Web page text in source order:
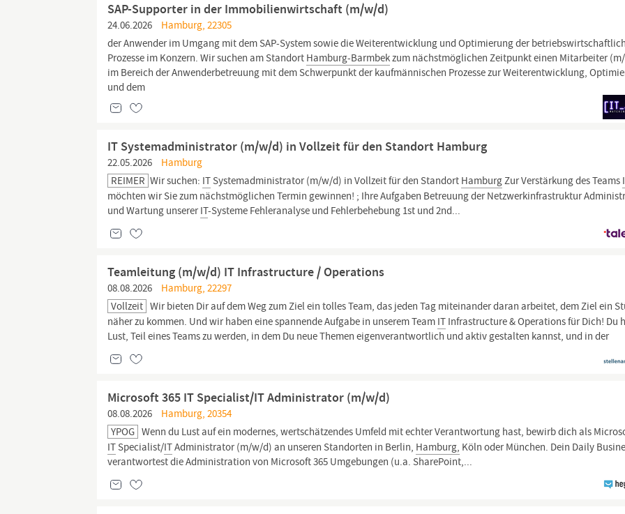
SAP-Supporter in der Immobilienwirtschaft (m/w/d)
24.06.2026
Hamburg, 22305
der Anwender im Umgang mit dem SAP-System sowie die Weiterentwicklung und Optimierung der
Prozesse im Konzern. Wir suchen am Standort Hamburg-Barmbekzum nächstmöglichen Zeitpunkt einen Mitarbeiter
im Bereich der Anwenderbetreuung mit dem Schwerpunkt der kaufmännischen Prozesse zur Weiterentwicklung,
und dem
IT Systemadministrator (m/w/d) in Vollzeit für den Standort Hamburg
22.05.2026
Hamburg
REIMER Wir suchen: IT Systemadministrator (m/w/d) in Vollzeit für den Standort HamburgZur Verstärkung des Teams
möchten wir Sie zum nächstmöglichen Termin gewinnen! ; Ihre Aufgaben Betreuung der Netzwerkinfrastruktur
und Wartung unsererIT-Systeme Fehleranalyse und Fehlerbehebung 1st und 2nd...
Teamleitung (m/w/d) IT Infrastructure / Operations
08.08.2026
Hamburg, 22297
Vollzeit Wir bieten Dir auf dem Weg zum Ziel ein tolles Team, das jeden Tag miteinander daran arbeitet, dem Ziel ein
näher zu kommen. Und wir haben eine spannende Aufgabe in unserem Team IT Infrastructure & Operations für Dich! Du
Lust, Teil eines Teams zu werden, in dem Du neue Themen eigenverantwortlich und aktiv gestalten kannst, und in der
Microsoft 365 IT Specialist/IT Administrator (m/w/d)
08.08.2026
Hamburg, 20354
YPOG Wenn du Lust auf ein modernes, wertschätzendes Umfeld mit echter Verantwortung hast, bewirb dich als
IT Specialist/ITAdministrator (m/w/d) an unseren Standorten in Berlin, Hamburg, Köln oder München. Dein Daily
verantwortest die Administration von Microsoft 365 Umgebungen (u.a. SharePoint,...